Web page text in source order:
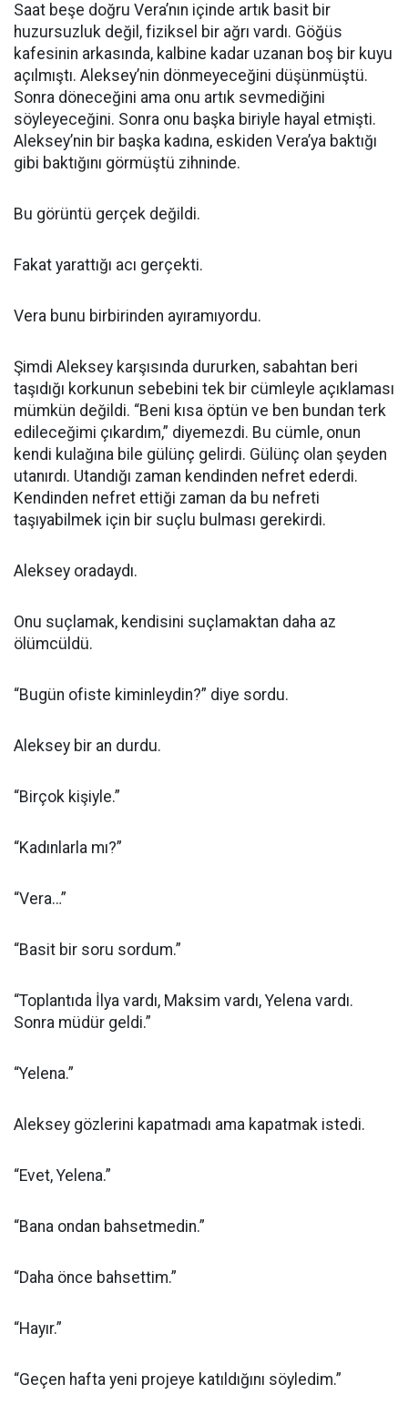
Saat beşe doğru Vera’nın içinde artık basit bir
huzursuzluk değil, fiziksel bir ağrı vardı. Göğüs
kafesinin arkasında, kalbine kadar uzanan boş bir kuyu
açılmıştı. Aleksey’nin dönmeyeceğini düşünmüştü.
Sonra döneceğini ama onu artık sevmediğini
söyleyeceğini. Sonra onu başka biriyle hayal etmişti.
Aleksey’nin bir başka kadına, eskiden Vera’ya baktığı
gibi baktığını görmüştü zihninde.
Bu görüntü gerçek değildi.
Fakat yarattığı acı gerçekti.
Vera bunu birbirinden ayıramıyordu.
Şimdi Aleksey karşısında dururken, sabahtan beri
taşıdığı korkunun sebebini tek bir cümleyle açıklaması
mümkün değildi. “Beni kısa öptün ve ben bundan terk
edileceğimi çıkardım,” diyemezdi. Bu cümle, onun
kendi kulağına bile gülünç gelirdi. Gülünç olan şeyden
utanırdı. Utandığı zaman kendinden nefret ederdi.
Kendinden nefret ettiği zaman da bu nefreti
taşıyabilmek için bir suçlu bulması gerekirdi.
Aleksey oradaydı.
Onu suçlamak, kendisini suçlamaktan daha az
ölümcüldü.
“Bugün ofiste kiminleydin?” diye sordu.
Aleksey bir an durdu.
“Birçok kişiyle.”
“Kadınlarla mı?”
“Vera…”
“Basit bir soru sordum.”
“Toplantıda İlya vardı, Maksim vardı, Yelena vardı.
Sonra müdür geldi.”
“Yelena.”
Aleksey gözlerini kapatmadı ama kapatmak istedi.
“Evet, Yelena.”
“Bana ondan bahsetmedin.”
“Daha önce bahsettim.”
“Hayır.”
“Geçen hafta yeni projeye katıldığını söyledim.”